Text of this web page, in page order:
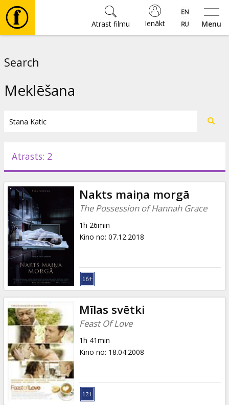
Menu
Ienākt
Atrast filmu
Pasākumi
Ziņas
Dāvanu
kartes
Uzkodas
B2B
Kino
Klubs
Search
Meklēšana
Atrasts: 2
Nakts maiņa morgā
The Possession of Hannah Grace
1h 26min
Kino no: 07.12.2018
Mīlas svētki
Feast Of Love
1h 41min
Kino no: 18.04.2008